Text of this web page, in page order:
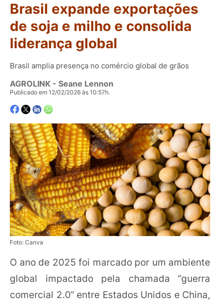
Brasil expande exportações
de soja e milho e consolida
liderança global
Brasil amplia presença no comércio global de grãos
AGROLINK - Seane Lennon
Publicado em 12/02/2026 às 10:57h.
Foto: Canva
O ano de 2025 foi marcado por um ambiente
global impactado pela chamada “guerra
comercial 2.0” entre Estados Unidos e China,